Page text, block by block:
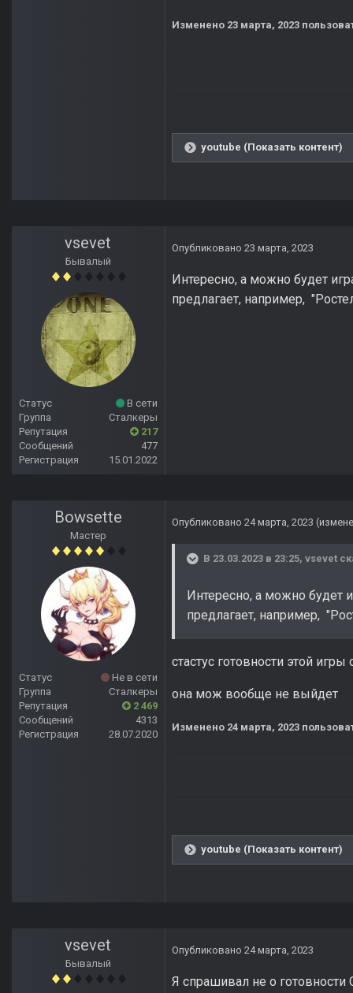
Изменено 23 марта, 2023
youtube (Показать контент)
vsevet
Бывалый
Статус
В сети
Группа
Сталкеры
Репутация
217
Сообщений
477
Регистрация
15.01.2022
Опубликовано 23 марта, 2023
Интересно, а можно будет
предлагает, например,
Bowsette
Мастер
Статус
Не в сети
Группа
Сталкеры
Репутация
2 469
Сообщений
4313
Регистрация
28.07.2020
Опубликовано 24 марта, 2023
В 23.03.2023 в 23:25, vsevet
Интересно, а можно будет
предлагает, например,
стастус готовности этой
она мож вообще не выйдет
Изменено 24 марта, 2023
youtube (Показать контент)
vsevet
Бывалый
Опубликовано 24 марта, 2023
Я спрашивал не о